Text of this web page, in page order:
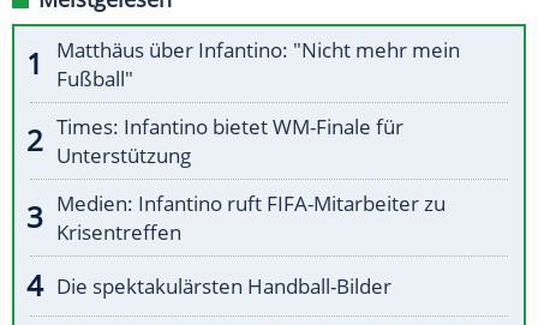
Matthäus über Infantino: "Nicht mehr mein
Fußball"
Times: Infantino bietet WM-Finale für
Unterstützung
Medien: Infantino ruft FIFA-Mitarbeiter zu
Krisentreffen
Die spektakulärsten Handball-Bilder